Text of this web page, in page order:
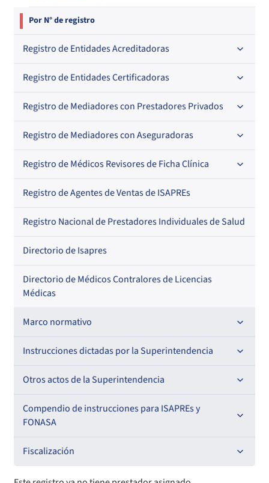
Por N° de registro
Registro de Entidades Acreditadoras
En orden alfabético
Por N° de registro
Regional
Registro de Entidades Certificadoras
Por orden alfabético
Por N° de registro
Registro de Mediadores con Prestadores Privados
Por orden alfabético
Por N° de registro
Por profesión
Regional
Registro de Mediadores con Aseguradoras
Regional
Por orden alfabético
Por profesión
Registro de Médicos Revisores de Ficha Clínica
Regional
Por orden alfabético
Por especialidad
Registro de Agentes de Ventas de ISAPREs
Registro Nacional de Prestadores Individuales de Salud
Directorio de Isapres
Directorio de Médicos Contralores de Licencias
Médicas
Marco normativo
Leyes
Decretos con Fuerza de Ley
Decretos
Instrucciones dictadas por la Superintendencia
Para ISAPREs y FONASA
Circulares
Para Prestadores Institucionales
Otros actos de la Superintendencia
Antecedentes preparatorios de normas que afecten a
EMT Ley N° 20.416
Comisión Evaluadora de Licitaciones Públicas
Convenios de colaboración
Compendio de instrucciones para ISAPREs y
FONASA
Compendio Beneficios
Compendio de Archivos Maestros
Fiscalización
Informes de fiscalización